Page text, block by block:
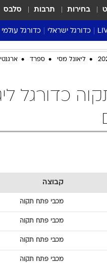
בחירות תרבות סלבס
כדורגל ישראלי
ליגת העל Winner
גביע הטוטו
כדורגל עולמי
ליגה אנגלית
ליגה גרמנית
ליאונל מסי ספרד
קבוצה
מכבי פתח תקוה
מכבי פתח תקוה
מכבי פתח תקוה
מכבי פתח תקוה